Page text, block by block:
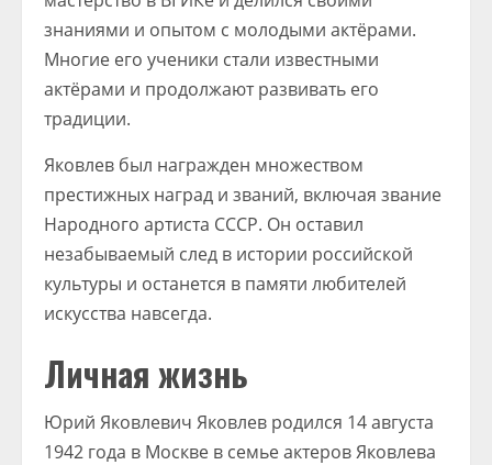
знаниями и опытом с молодыми актёрами.
Многие его ученики стали известными
актёрами и продолжают развивать его
традиции.
Яковлев был награжден множеством
престижных наград и званий, включая звание
Народного артиста СССР. Он оставил
незабываемый след в истории российской
культуры и останется в памяти любителей
искусства навсегда.
Личная жизнь
Юрий Яковлевич Яковлев родился 14 августа
1942 года в Москве в семье актеров Яковлева